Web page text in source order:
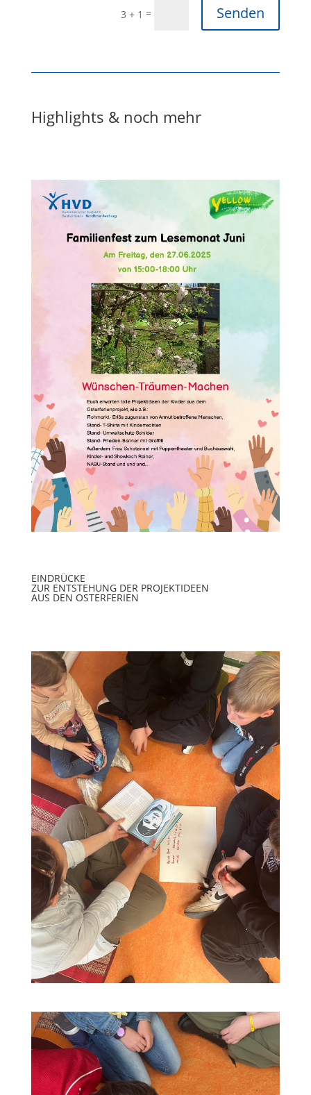
3 + 1 = Senden
Highlights & noch mehr
EINDRÜCKE
ZUR ENTSTEHUNG DER PROJEKTIDEEN
AUS DEN OSTERFERIEN